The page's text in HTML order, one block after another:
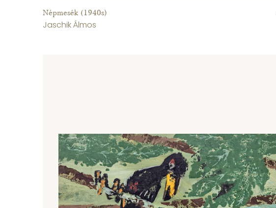
Népmesék (1940s)
Jaschik Álmos